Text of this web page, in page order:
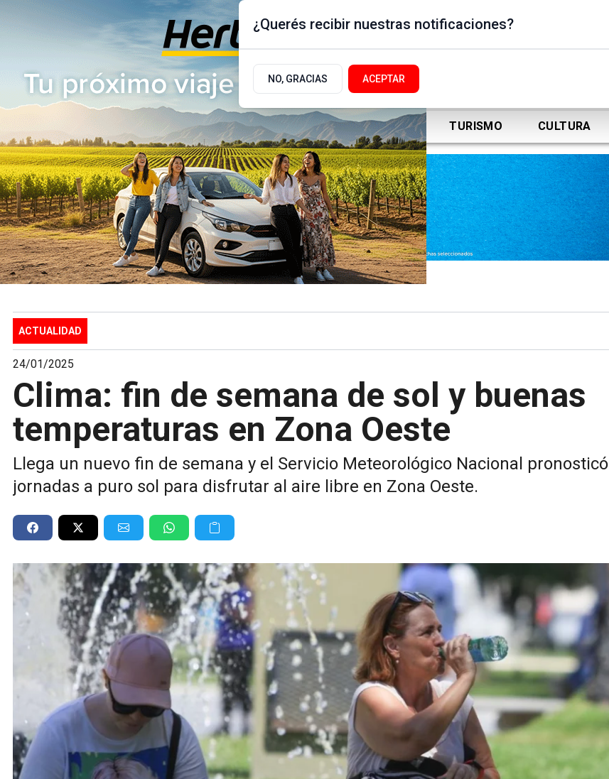
Viernes 7 de Agosto
de 2026
17.9ºc | Buenos Aires, AR
ACTUALIDAD POLÍTICA DEPORTES TURISMO CULTURA
ACTUALIDAD
24/01/2025
Clima: fin de semana de sol y buenas
temperaturas en Zona Oeste
Llega un nuevo fin de semana y el Servicio Meteorológico Nacional pronosticó
jornadas a puro sol para disfrutar al aire libre en Zona Oeste.
¿Querés recibir nuestras notificaciones?
NO, GRACIAS ACEPTAR